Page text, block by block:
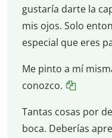
gustaría darte la
mis ojos. Solo
especial que eres
Me pinto a mí
conozco.
Tantas cosas por
boca. Deberías